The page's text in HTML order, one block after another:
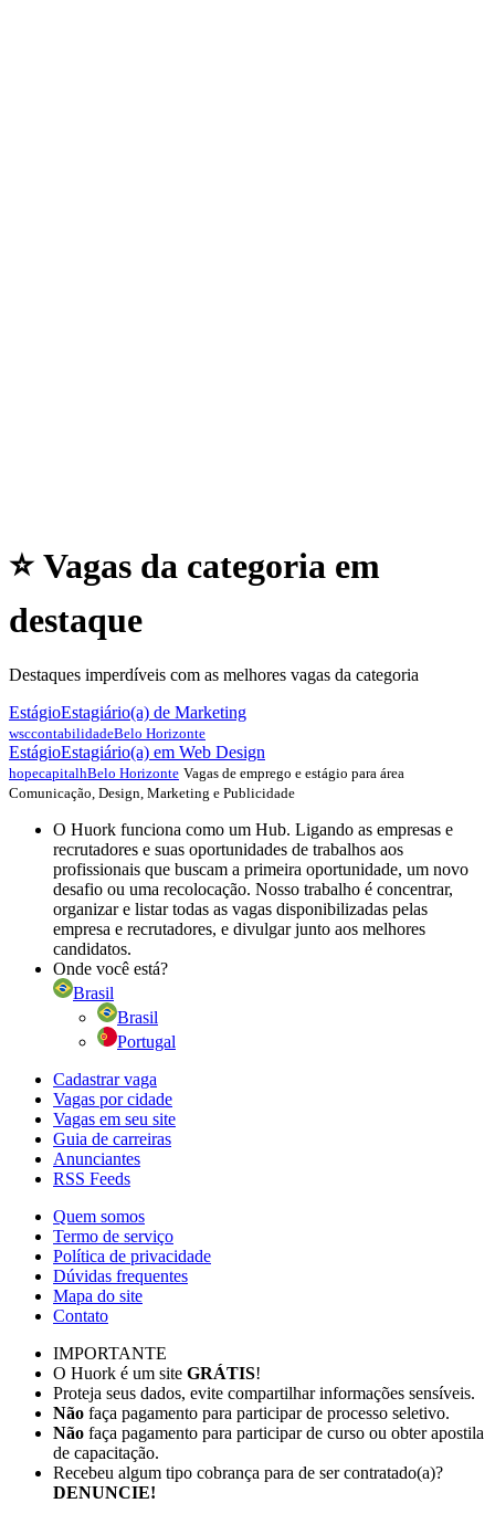
⭐ Vagas da categoria em
destaque
Destaques imperdíveis com as melhores vagas da categoria
EstágioEstagiário(a) de Marketing
wsccontabilidadeBelo Horizonte
EstágioEstagiário(a) em Web Design
hopecapitalhBelo Horizonte Vagas de emprego e estágio para área
Comunicação, Design, Marketing e Publicidade
O Huork funciona como um Hub. Ligando as empresas e
recrutadores e suas oportunidades de trabalhos aos
profissionais que buscam a primeira oportunidade, um novo
desafio ou uma recolocação. Nosso trabalho é concentrar,
organizar e listar todas as vagas disponibilizadas pelas
empresa e recrutadores, e divulgar junto aos melhores
candidatos.
Onde você está?
Brasil
Brasil
Portugal
Cadastrar vaga
Vagas por cidade
Vagas em seu site
Guia de carreiras
Anunciantes
RSS Feeds
Quem somos
Termo de serviço
Política de privacidade
Dúvidas frequentes
Mapa do site
Contato
IMPORTANTE
O Huork é um site GRÁTIS!
Proteja seus dados, evite compartilhar informações sensíveis.
Não faça pagamento para participar de processo seletivo.
Não faça pagamento para participar de curso ou obter apostila
de capacitação.
Recebeu algum tipo cobrança para de ser contratado(a)?
DENUNCIE!